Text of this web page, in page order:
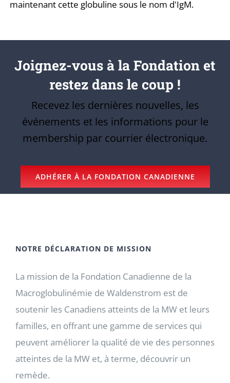
maintenant cette globuline sous le nom d'IgM.
Joignez-vous à la Fondation et
restez dans le coup !
Recevez les dernières nouvelles, les
événements et les informations pour le
membership par courrier électronique.
ADHÉRER À LA FONDATION CANADIENNE
NOTRE DÉCLARATION DE MISSION
La mission de la Fondation Canadienne de la
Macroglobulinémie de Waldenstrom est de
soutenir les Canadiens atteints de la MW et leurs
familles, en offrant une gamme de services qui
peuvent améliorer la qualité de vie des personnes
atteintes de la MW et, à terme, découvrir un
remède.